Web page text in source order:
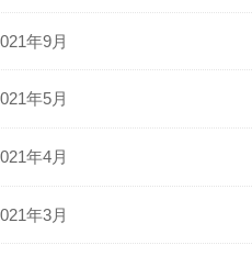
年9月
年5月
年4月
年3月